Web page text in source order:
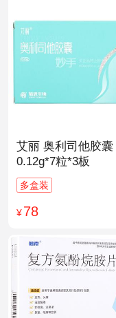
艾丽 奥利司他胶囊
0.12g*7粒*3板
多盒装
¥78